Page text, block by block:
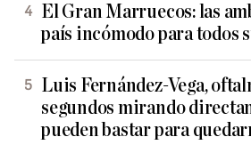
El Gran Marruecos: las
país incómodo para todos
Luis Fernández-Vega,
segundos mirando
pueden bastar para